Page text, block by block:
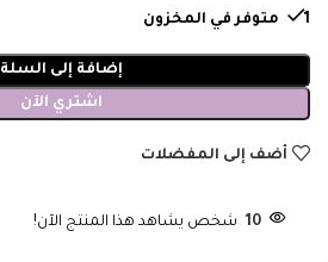
1 متوفر في المخزون
إضافة إلى السلة
اشتري الآن
أضف إلى المفضلات
10 شخص يشاهد هذا المنتج الآن!